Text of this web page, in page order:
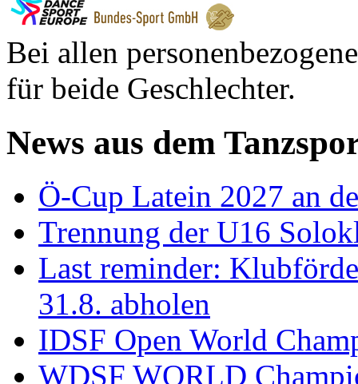
Bei allen
für beide Geschlechter.
News aus dem
Ö-Cup Latein 2027 an
Trennung der U16
Last reminder:
31.8. abholen
IDSF Open World
WDSF WORLD